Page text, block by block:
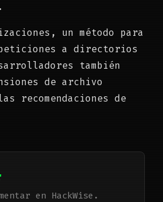
un método para
a directorios
también
de archivo
recomendaciones de
en HackWise.